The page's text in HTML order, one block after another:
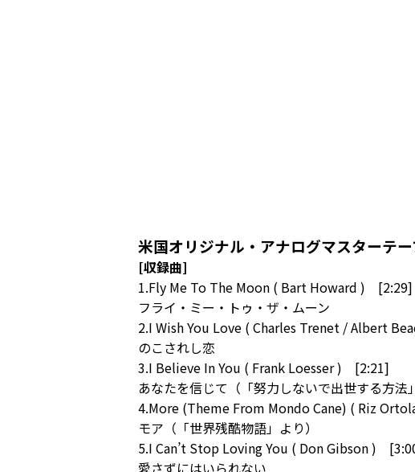
米国オリジナル・アナログマスターテ
[収録曲]
1.Fly Me To The Moon ( Bart Howard ) [2:29]
フライ・ミー・トゥ・ザ・ムーン
2.I Wish You Love ( Charles Trenet / Albert
のこされし恋
3.I Believe In You ( Frank Loesser ) [2:21]
あなたを信じて（「努力しないで出世する方法
4.More (Theme From Mondo Cane) ( Riz
モア（「世界残酷物語」より）
5.I Can’t Stop Loving You ( Don Gibson )
愛さずにはいられない